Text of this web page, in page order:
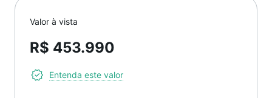
Valor à vista
R$ 453.990
Entenda este valor